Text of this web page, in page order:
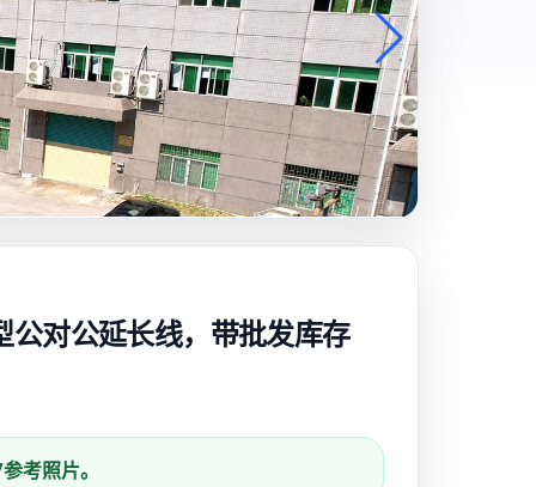
公对公延长线，带批发库存
考照片。